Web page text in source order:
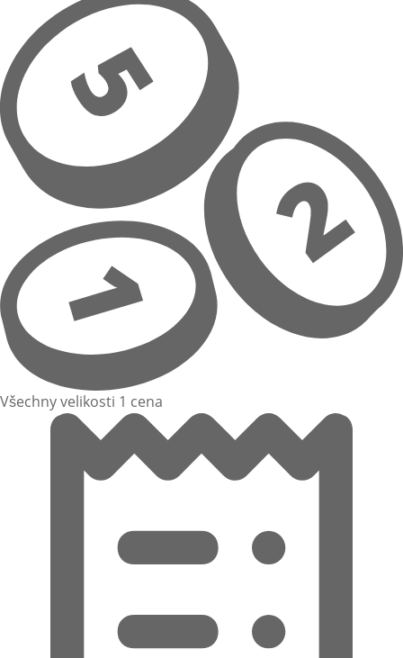
Všechny velikosti 1 cena